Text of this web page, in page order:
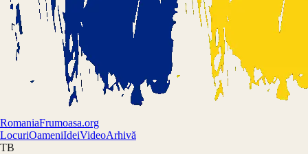
RomaniaFrumoasa.org
LocuriOameniIdeiVideoArhivă
TB